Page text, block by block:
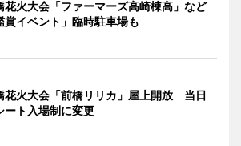
花火大会「ファーマーズ高崎棟高」など
賞イベント」臨時駐車場も
花火大会「前橋リリカ」屋上開放 当日
ート入場制に変更